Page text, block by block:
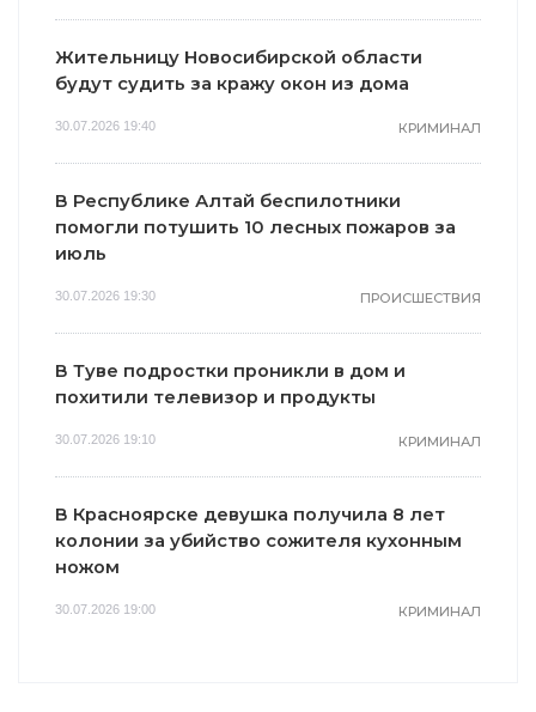
Жительницу Новосибирской области
будут судить за кражу окон из дома
30.07.2026 19:40 КРИМИНАЛ
В Республике Алтай беспилотники
помогли потушить 10 лесных пожаров за
июль
30.07.2026 19:30 ПРОИСШЕСТВИЯ
В Туве подростки проникли в дом и
похитили телевизор и продукты
30.07.2026 19:10 КРИМИНАЛ
В Красноярске девушка получила 8 лет
колонии за убийство сожителя кухонным
ножом
30.07.2026 19:00 КРИМИНАЛ